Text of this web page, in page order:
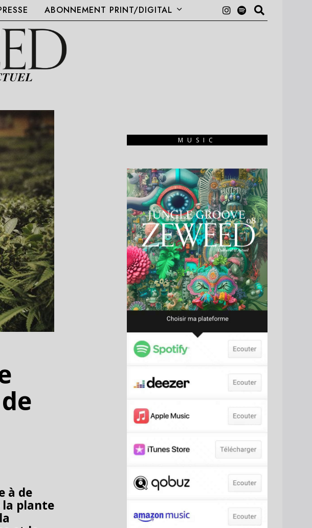
ABONNEMENT PRINT/DIGITAL
à de
la plante
MUSIC